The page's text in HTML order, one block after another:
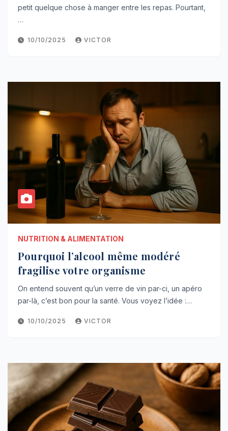
petit quelque chose à manger entre les repas. Pourtant,
…
10/10/2025 VICTOR
NUTRITION & ALIMENTATION
Pourquoi l’alcool même modéré
fragilise votre organisme
On entend souvent qu’un verre de vin par-ci, un apéro
par-là, c’est bon pour la santé. Vous voyez l’idée :…
10/10/2025 VICTOR